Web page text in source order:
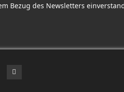
Bezug des Newsletters